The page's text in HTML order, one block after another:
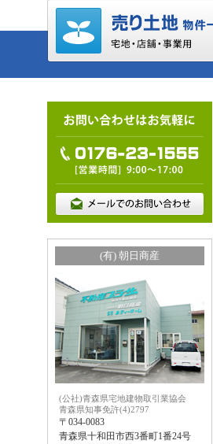
(有) 朝日商産
(公社)青森県宅地建物取引業協会
青森県知事免許(4)2797
〒034-0083
青森県十和田市西3番町1番24号